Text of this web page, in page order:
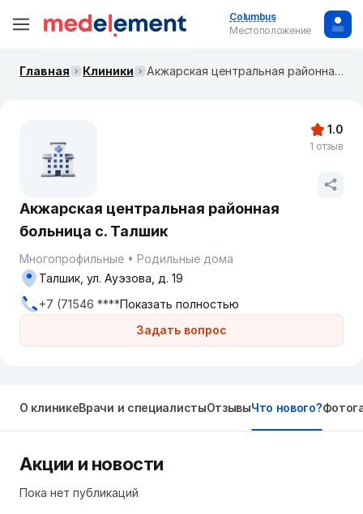
Columbus
Местоположение
Главная Клиники Акжарская центральная районная больница с. Талшик
Акжарская центральная районная
больница с. Талшик
Многопрофильные Родильные дома
Задать вопрос
Талшик, ул. Ауэзова, д. 19
+7 (71546 ****Показать полностью
1.0
1 отзыв
О клиникеВрачи и специалистыОтзывыЧто нового?
Акции и новости
Пока нет публикаций